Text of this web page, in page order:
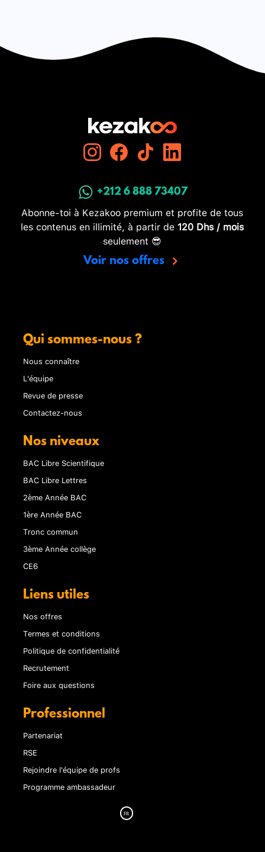
+212 6 888 73407
Abonne-toi à Kezakoo premium et profite de tous
les contenus en illimité, à partir de 120 Dhs / mois
seulement 😎
Voir nos offres
Qui sommes-nous ?
Nous connaître
L'équipe
Revue de presse
Contactez-nous
Nos niveaux
BAC Libre Scientifique
BAC Libre Lettres
2ème Année BAC
1ère Année BAC
Tronc commun
3ème Année collège
CE6
Liens utiles
Nos offres
Termes et conditions
Politique de confidentialité
Recrutement
Foire aux questions
Professionnel
Partenariat
RSE
Rejoindre l'équipe de profs
Programme ambassadeur